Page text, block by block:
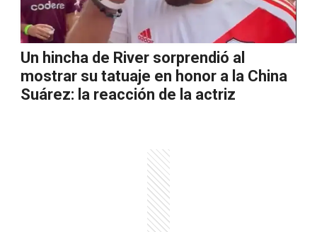
Un hincha de River sorprendió al
mostrar su tatuaje en honor a la China
Suárez: la reacción de la actriz